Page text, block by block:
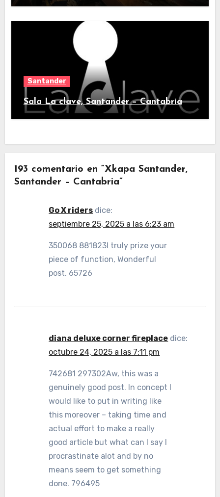
Santander
Sala La clave, Santander – Cantabria
193 comentario en “Xkapa Santander,
Santander – Cantabria”
Go X riders dice:
septiembre 25, 2025 a las 6:23 am
350068 881823I truly prize your
piece of function, Wonderful
post. 65726
diana deluxe corner fireplace dice:
octubre 24, 2025 a las 7:11 pm
742681 297302Aw, this was a
genuinely good post. In concept I
would like to put in writing like
this moreover – taking time and
actual effort to make a really
good article but what can I say I
procrastinate alot and by no
means seem to get something
done. 796495